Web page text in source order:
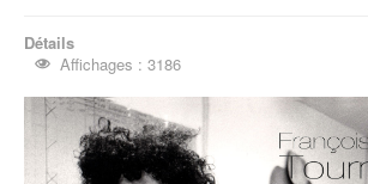
Contactez-nous
Vous êtes ici : Accueil
Le livre du
Françoise Tournafond - créatrice de costumes
Détails
Affichages : 3186